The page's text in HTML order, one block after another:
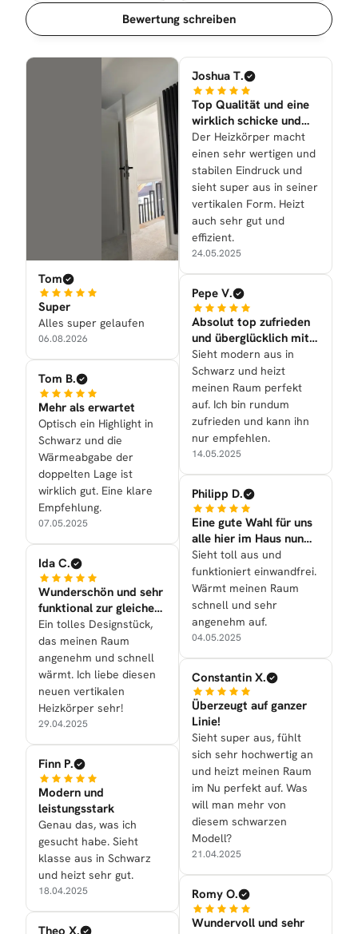
Sortierung
Bewertung schreiben
Tom
Super
Alles super gelaufen
06.08.2026
Tom B.
Mehr als erwartet
Optisch ein Highlight in
Schwarz und die
Wärmeabgabe der
doppelten Lage ist
wirklich gut. Eine klare
Empfehlung.
07.05.2025
Ida C.
Wunderschön und sehr
funktional zur gleichen
Zeit
Ein tolles Designstück,
das meinen Raum
angenehm und schnell
wärmt. Ich liebe diesen
neuen vertikalen
Heizkörper sehr!
29.04.2025
Finn P.
Modern und
leistungsstark
Genau das, was ich
gesucht habe. Sieht
klasse aus in Schwarz
und heizt sehr gut.
18.04.2025
Theo X.
Joshua T.
Top Qualität und eine
wirklich schicke und
sehr tolle Optik nun
hier
Der Heizkörper macht
einen sehr wertigen und
stabilen Eindruck und
sieht super aus in seiner
vertikalen Form. Heizt
auch sehr gut und
effizient.
24.05.2025
Pepe V.
Absolut top zufrieden
und überglücklich mit
allem!
Sieht modern aus in
Schwarz und heizt
meinen Raum perfekt
auf. Ich bin rundum
zufrieden und kann ihn
nur empfehlen.
14.05.2025
Philipp D.
Eine gute Wahl für uns
alle hier im Haus nun
getroffen
Sieht toll aus und
funktioniert einwandfrei.
Wärmt meinen Raum
schnell und sehr
angenehm auf.
04.05.2025
Constantin X.
Überzeugt auf ganzer
Linie!
Sieht super aus, fühlt
sich sehr hochwertig an
und heizt meinen Raum
im Nu perfekt auf. Was
will man mehr von
diesem schwarzen
Modell?
21.04.2025
Romy O.
Wundervoll und sehr